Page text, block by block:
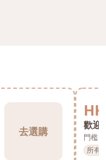
去選購
歡迎
門檻
所有